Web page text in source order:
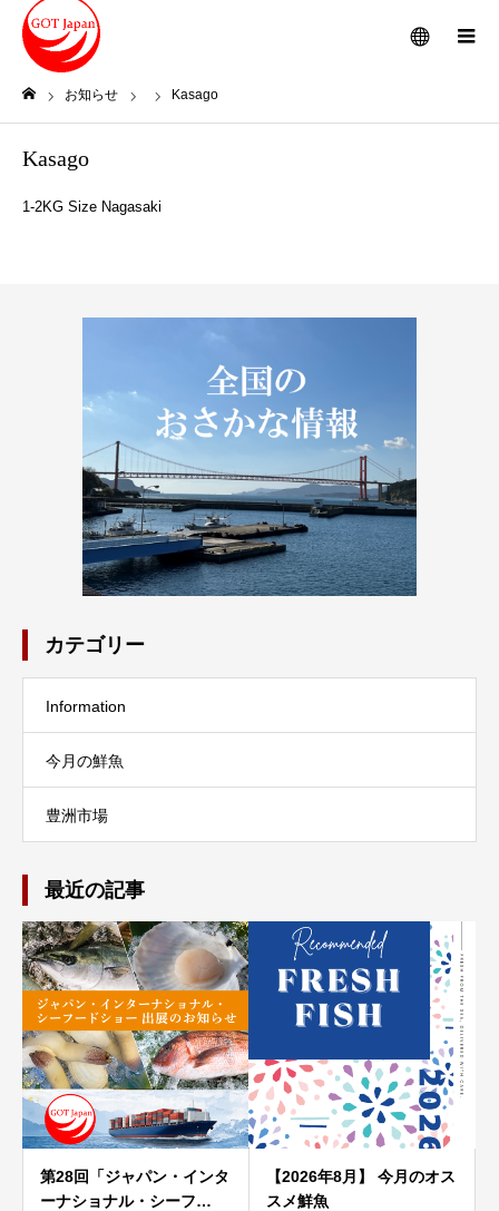
メニュー
お知らせ Kasago
Kasago
1-2KG Size Nagasaki
カテゴリー
Information
今月の鮮魚
豊洲市場
最近の記事
第28回「ジャパン・インタ
ーナショナル・シーフ…
【2026年8月】 今月のオス
スメ鮮魚